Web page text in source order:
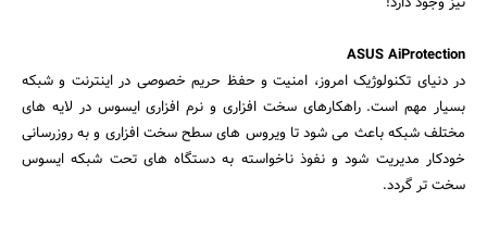
جستجو
ASUS AiProtection
در دنیای تکنولوژیک امروز، امنیت و حفظ حریم خصوصی در اینترنت و شبکه
بسیار مهم است. راهکارهای سخت افزاری و نرم افزاری ایسوس در لایه های
مختلف شبکه باعث می شود تا ویروس های سطح سخت افزاری و به روزرسانی
خودکار مدیریت شود و نفوذ ناخواسته به دستگاه های تحت شبکه ایسوس
سخت تر گردد.